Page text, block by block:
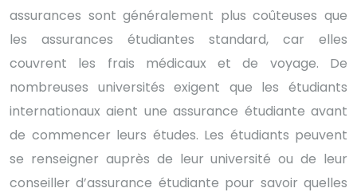
assurances sont généralement plus coûteuses que
les assurances étudiantes standard, car elles
couvrent les frais médicaux et de voyage. De
nombreuses universités exigent que les étudiants
internationaux aient une assurance étudiante avant
de commencer leurs études. Les étudiants peuvent
se renseigner auprès de leur université ou de leur
conseiller d’assurance étudiante pour savoir quelles